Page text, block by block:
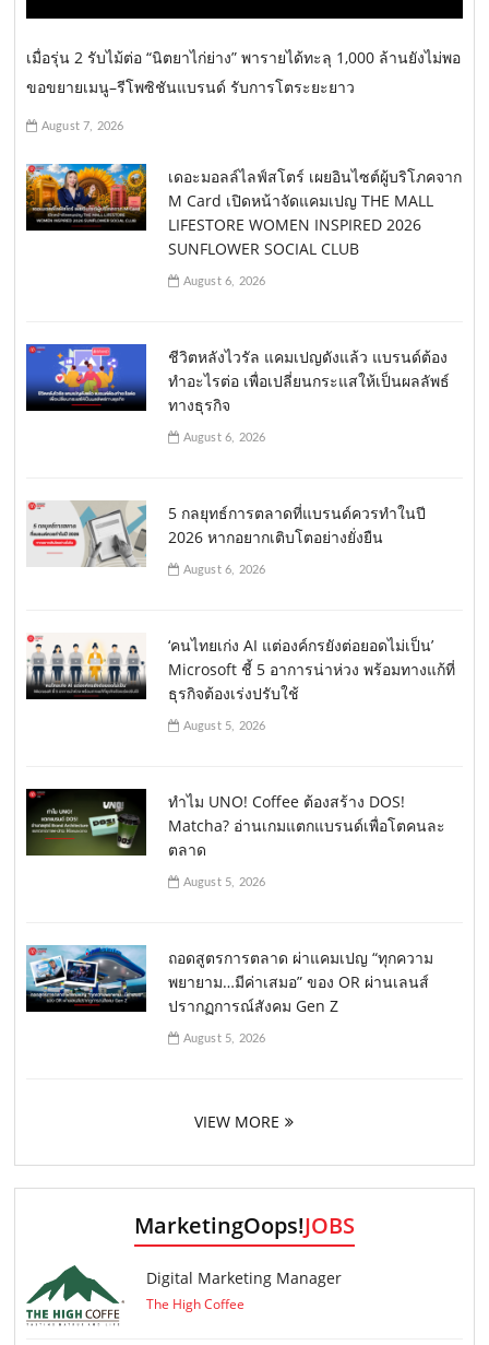
n
เมื่อรุ่น 2 รับไม้ต่อ “นิตยาไก่ย่าง” พารายได้ทะลุ 1,000 ล้านยังไม่พอ
ขอขยายเมนู–รีโพซิชันแบรนด์ รับการโตระยะยาว
August 7, 2026
เดอะมอลล์ไลฟ์สโตร์ เผยอินไซต์ผู้บริโภคจาก
M Card เปิดหน้าจัดแคมเปญ THE MALL
LIFESTORE WOMEN INSPIRED 2026
SUNFLOWER SOCIAL CLUB
August 6, 2026
ชีวิตหลังไวรัล แคมเปญดังแล้ว แบรนด์ต้อง
ทำอะไรต่อ เพื่อเปลี่ยนกระแสให้เป็นผลลัพธ์
ทางธุรกิจ
August 6, 2026
5 กลยุทธ์การตลาดที่แบรนด์ควรทำในปี
2026 หากอยากเติบโตอย่างยั่งยืน
August 6, 2026
‘คนไทยเก่ง AI แต่องค์กรยังต่อยอดไม่เป็น’
Microsoft ชี้ 5 อาการน่าห่วง พร้อมทางแก้ที่
ธุรกิจต้องเร่งปรับใช้
August 5, 2026
ทำไม UNO! Coffee ต้องสร้าง DOS!
Matcha? อ่านเกมแตกแบรนด์เพื่อโตคนละ
ตลาด
August 5, 2026
ถอดสูตรการตลาด ผ่าแคมเปญ “ทุกความ
พยายาม…มีค่าเสมอ” ของ OR ผ่านเลนส์
ปรากฏการณ์สังคม Gen Z
August 5, 2026
VIEW MORE
MarketingOops!JOBS
Digital Marketing Manager
The High Coffee